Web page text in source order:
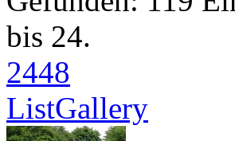
bis 24.
2448
ListGallery